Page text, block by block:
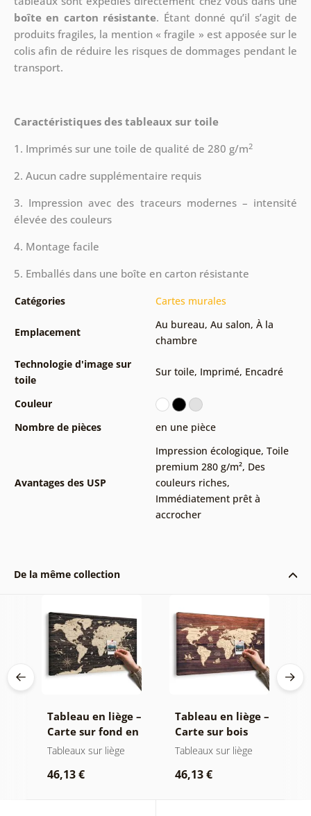
boîte en carton résistante. Étant donné qu’il s’agit de
produits fragiles, la mention « fragile » est apposée sur le
colis afin de réduire les risques de dommages pendant le
transport.
Caractéristiques des tableaux sur toile
1. Imprimés sur une toile de qualité de 280 g/m2
2. Aucun cadre supplémentaire requis
3. Impression avec des traceurs modernes – intensité
élevée des couleurs
4. Montage facile
5. Emballés dans une boîte en carton résistante
Catégories Cartes murales
Emplacement
Au bureau, Au salon, À la
chambre
Technologie d'image sur
toile
Sur toile, Imprimé, Encadré
Couleur
Nombre de pièces
en une pièce
Avantages des USP
Impression écologique, Toile
premium 280 g/m², Des
couleurs riches,
Immédiatement prêt à
accrocher
De la même collection
Tableau en liège –
Carte sur fond en
bois
Tableaux sur liège
46,13 €
Tableau en liège –
Carte sur bois
Tableaux sur liège
46,13 €